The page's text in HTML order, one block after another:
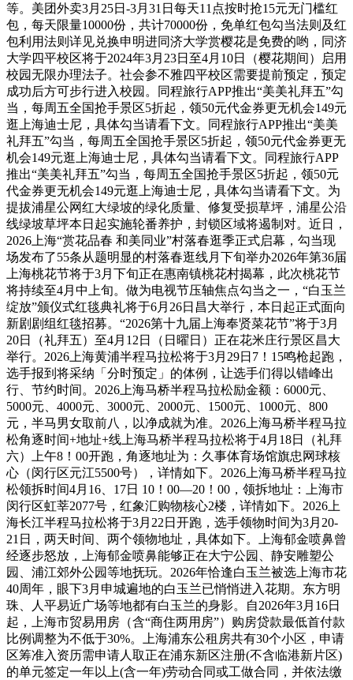
等。美团外卖3月25日-3月31日每天11点按时抢15元无门槛红
包，每天限量10000份，共计70000份，免单红包勾当法则及红
包利用法则详见兑换申明进同济大学赏樱花是免费的哟，同济
大学四平校区将于2024年3月23日至4月10日（樱花期间）启用
校园无限办理法子。社会参不雅四平校区需要提前预定，预定
成功后方可步行进入校园。同程旅行APP推出“美美礼拜五”勾
当，每周五全国抢手景区5折起，领50元代金券更无机会149元
逛上海迪士尼，具体勾当请看下文。同程旅行APP推出“美美
礼拜五”勾当，每周五全国抢手景区5折起，领50元代金券更无
机会149元逛上海迪士尼，具体勾当请看下文。同程旅行APP
推出“美美礼拜五”勾当，每周五全国抢手景区5折起，领50元
代金券更无机会149元逛上海迪士尼，具体勾当请看下文。为
提拔浦星公网红大绿坡的绿化质量、修复受损草坪，浦星公沿
线绿坡草坪本日起实施轮番养护，封锁区域将遏制对。近日，
2026上海“赏花品春 和美同业”村落春逛季正式启幕，勾当现
场发布了55条从题明显的村落春逛线月下旬举办2026年第36届
上海桃花节将于3月下旬正在惠南镇桃花村揭幕，此次桃花节
将持续至4月中上旬。做为电视节压轴焦点勾当之一，“白玉兰
绽放”颁仪式红毯典礼将于6月26日昌大举行，本日起正式面向
新剧剧组红毯招募。“2026第十九届上海奉贤菜花节”将于3月
20日（礼拜五）至4月12日（日曜日）正在花米庄行景区昌大
举行。2026上海黄浦半程马拉松将于3月29日7！15鸣枪起跑，
选手报到将采纳「分时预定」的体例，让选手们得以错峰出
行、节约时间。2026上海马桥半程马拉松励金额：6000元、
5000元、4000元、3000元、2000元、1500元、1000元、800
元，半马男女取前八，以净成就为准。2026上海马桥半程马拉
松角逐时间+地址+线上海马桥半程马拉松将于4月18日（礼拜
六）上午8！00开跑，角逐地址为：久事体育场馆旗忠网球核
心（闵行区元江5500号），详情如下。2026上海马桥半程马拉
松领拆时间4月16、17日 10！00—20！00，领拆地址：上海市
闵行区虹莘2077号，红象汇购物核心2楼，详情如下。2026上
海长江半程马拉松将于3月22日开跑，选手领物时间为3月20-
21日，两天时间、两个领物地址，具体如下。上海郁金喷鼻曾
经逐步怒放，上海郁金喷鼻能够正在大宁公园、静安雕塑公
园、浦江郊外公园等地抚玩。2026年恰逢白玉兰被选上海市花
40周年，眼下3月申城遍地的白玉兰已悄悄进入花期。东方明
珠、人平易近广场等地都有白玉兰的身影。自2026年3月16日
起，上海市贸易用房（含“商住两用房”）购房贷款最低首付款
比例调整为不低于30%。上海浦东公租房共有30个小区，申请
区筹准入资历需申请人取正在浦东新区注册(不含临港新片区)
的单元签定一年以上(含一年)劳动合同或工做合同，并依法缴